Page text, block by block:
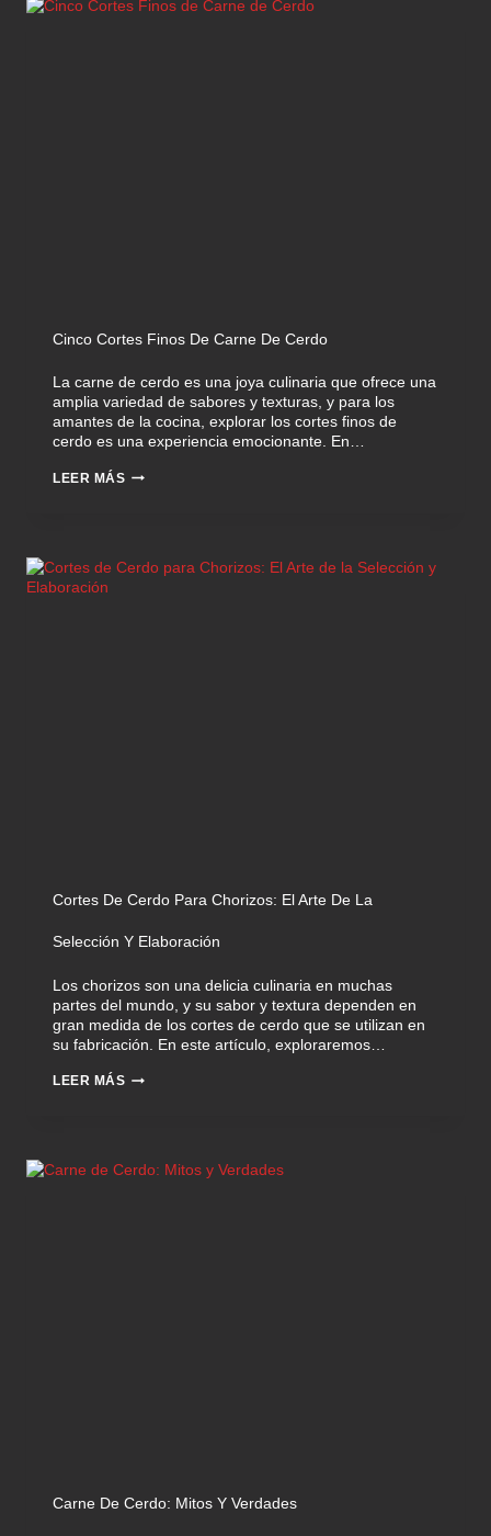
Cinco Cortes Finos De Carne De Cerdo
La carne de cerdo es una joya culinaria que ofrece una
amplia variedad de sabores y texturas, y para los
amantes de la cocina, explorar los cortes finos de
cerdo es una experiencia emocionante. En…
LEER MÁS
Cortes De Cerdo Para Chorizos: El Arte De La
Selección Y Elaboración
Los chorizos son una delicia culinaria en muchas
partes del mundo, y su sabor y textura dependen en
gran medida de los cortes de cerdo que se utilizan en
su fabricación. En este artículo, exploraremos…
LEER MÁS
Carne De Cerdo: Mitos Y Verdades